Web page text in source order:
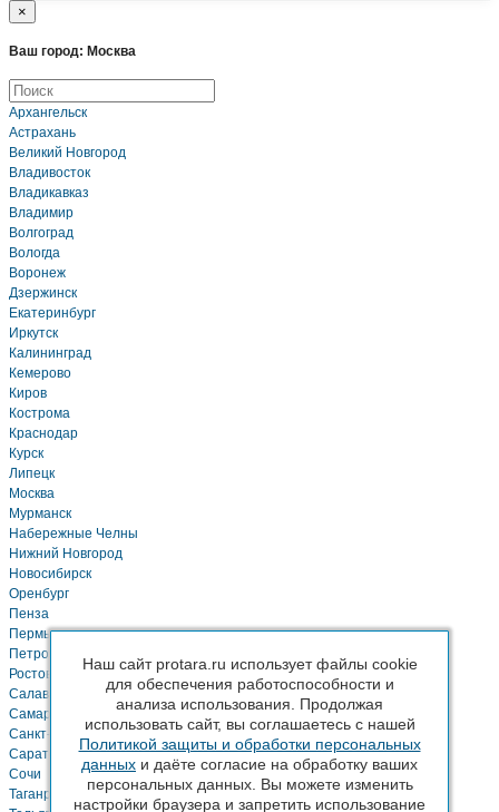
Наш сайт protara.ru использует файлы cookie
для обеспечения работоспособности и
анализа использования. Продолжая
использовать сайт, вы соглашаетесь с нашей
Политикой защиты и обработки персональных
данных и даёте согласие на обработку ваших
персональных данных. Вы можете изменить
настройки браузера и запретить использование
×
Ваш город: Москва
Архангельск
Астрахань
Великий Новгород
Владивосток
Владикавказ
Владимир
Волгоград
Вологда
Воронеж
Дзержинск
Екатеринбург
Иркутск
Калининград
Кемерово
Киров
Кострома
Краснодар
Курск
Липецк
Москва
Мурманск
Набережные Челны
Нижний Новгород
Новосибирск
Оренбург
Пенза
Пермь
Петрозаводск
Ростов-на-Дону
Салават
Самара
Санкт-Петербург
Саратов
Сочи
Таганрог